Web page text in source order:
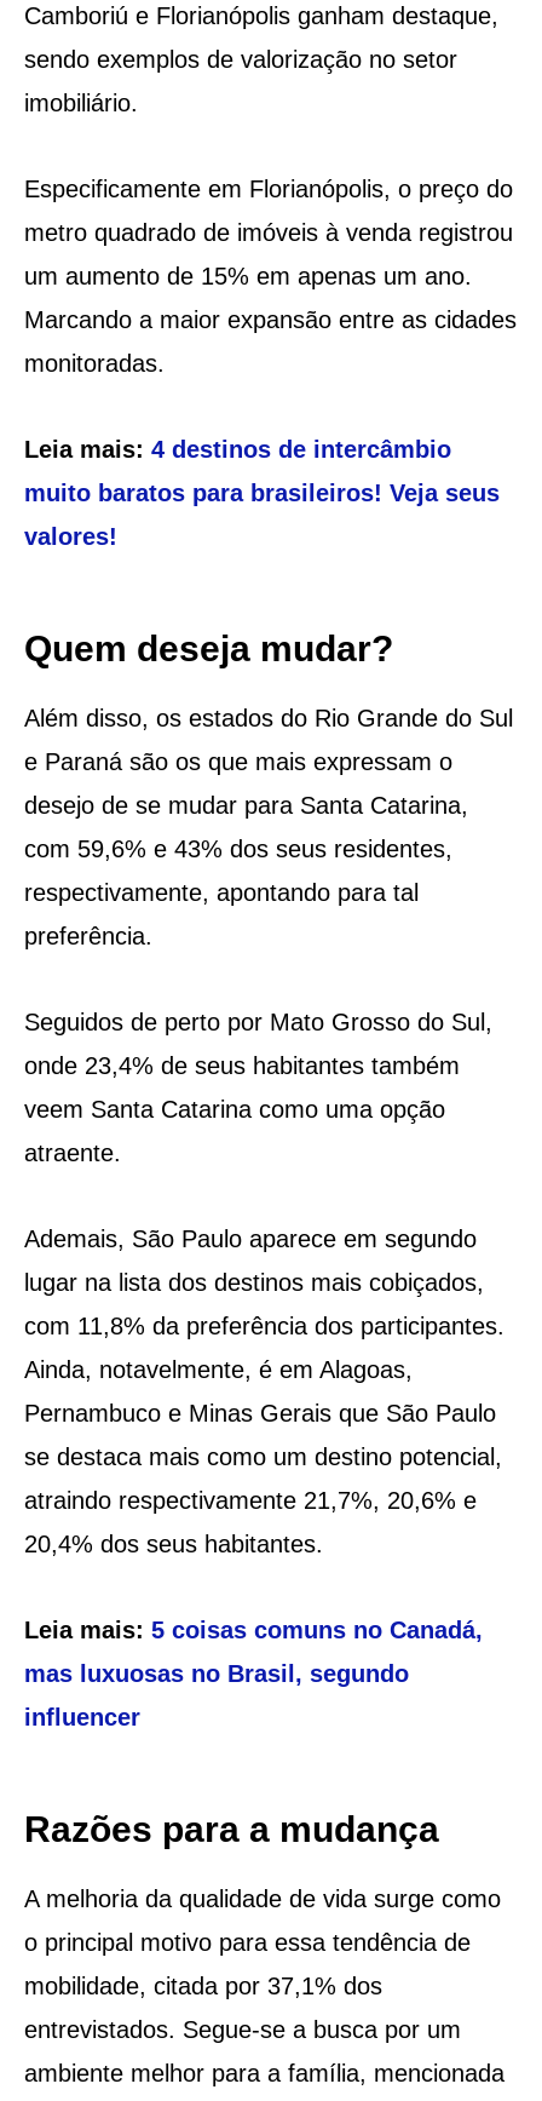
Camboriú e Florianópolis ganham destaque,
sendo exemplos de valorização no setor
imobiliário.
Especificamente em Florianópolis, o preço do
metro quadrado de imóveis à venda registrou
um aumento de 15% em apenas um ano.
Marcando a maior expansão entre as cidades
monitoradas.
Leia mais: 4 destinos de intercâmbio
muito baratos para brasileiros! Veja seus
valores!
Quem deseja mudar?
Além disso, os estados do Rio Grande do Sul
e Paraná são os que mais expressam o
desejo de se mudar para Santa Catarina,
com 59,6% e 43% dos seus residentes,
respectivamente, apontando para tal
preferência.
Seguidos de perto por Mato Grosso do Sul,
onde 23,4% de seus habitantes também
veem Santa Catarina como uma opção
atraente.
Ademais, São Paulo aparece em segundo
lugar na lista dos destinos mais cobiçados,
com 11,8% da preferência dos participantes.
Ainda, notavelmente, é em Alagoas,
Pernambuco e Minas Gerais que São Paulo
se destaca mais como um destino potencial,
atraindo respectivamente 21,7%, 20,6% e
20,4% dos seus habitantes.
Leia mais: 5 coisas comuns no Canadá,
mas luxuosas no Brasil, segundo
influencer
Razões para a mudança
A melhoria da qualidade de vida surge como
o principal motivo para essa tendência de
mobilidade, citada por 37,1% dos
entrevistados. Segue-se a busca por um
ambiente melhor para a família, mencionada